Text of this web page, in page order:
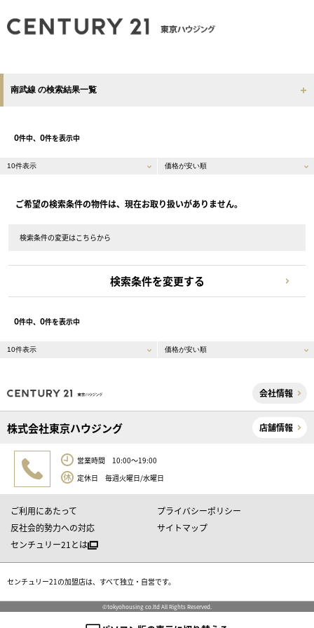
南武線 の検索結果一覧
0件中、 0件を表示中
ご希望の検索条件の物件は、現在お取り扱いがありません。
検索条件の変更はこちらから
検索条件を変更する
0件中、 0件を表示中
会社情報
株式会社東京ハウジング 店舗情報
営業時間 10:00～19:00
定休日 毎週火曜日/水曜日
ご利用にあたって
プライバシーポリシー
反社会的勢力への対応
サイトマップ
センチュリー21とは
センチュリー21の加盟店は、すべて独立・自営です。
©tokyohousing co.ltd All Rights Reserved.